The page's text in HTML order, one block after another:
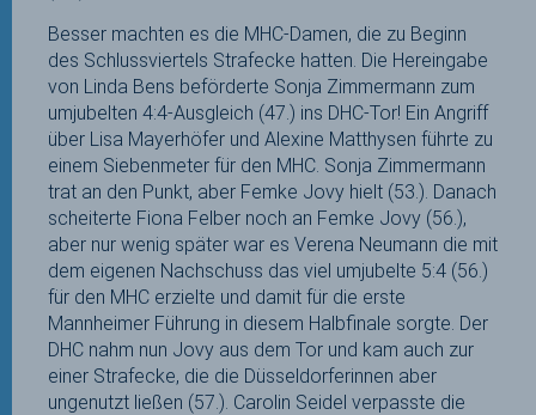
Besser machten es die MHC-Damen, die zu Beginn
des Schlussviertels Strafecke hatten. Die Hereingabe
von Linda Bens beförderte Sonja Zimmermann zum
umjubelten 4:4-Ausgleich (47.) ins DHC-Tor! Ein Angriff
über Lisa Mayerhöfer und Alexine Matthysen führte zu
einem Siebenmeter für den MHC. Sonja Zimmermann
trat an den Punkt, aber Femke Jovy hielt (53.). Danach
scheiterte Fiona Felber noch an Femke Jovy (56.),
aber nur wenig später war es Verena Neumann die mit
dem eigenen Nachschuss das viel umjubelte 5:4 (56.)
für den MHC erzielte und damit für die erste
Mannheimer Führung in diesem Halbfinale sorgte. Der
DHC nahm nun Jovy aus dem Tor und kam auch zur
einer Strafecke, die die Düsseldorferinnen aber
ungenutzt ließen (57.). Carolin Seidel verpasste die